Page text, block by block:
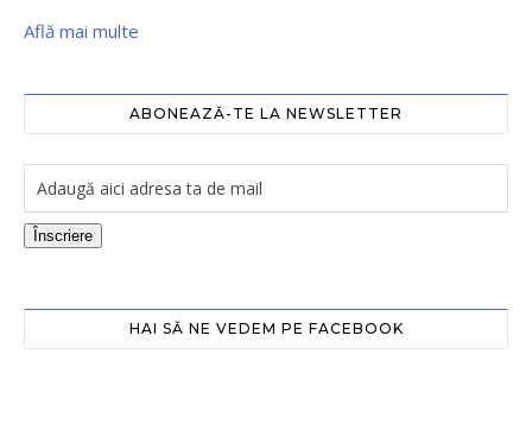
Află mai multe
ABONEAZĂ-TE LA NEWSLETTER
Înscriere
HAI SĂ NE VEDEM PE FACEBOOK